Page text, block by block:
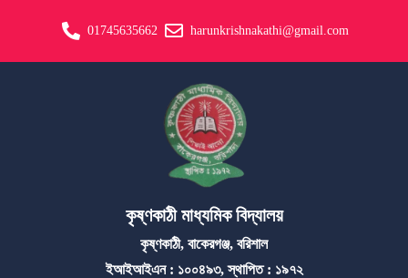
01745635662 harunkrishnakathi@gmail.com
কৃষ্ণকাঠী মাধ্যমিক বিদ্যালয়
কৃষ্ণকাঠী, বাকেরগঞ্জ, বরিশাল
ইআইআইএন : ১০০৪৯৩, স্থাপিত : ১৯৭২